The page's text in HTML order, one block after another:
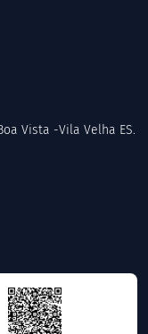
Vista -Vila Velha ES.